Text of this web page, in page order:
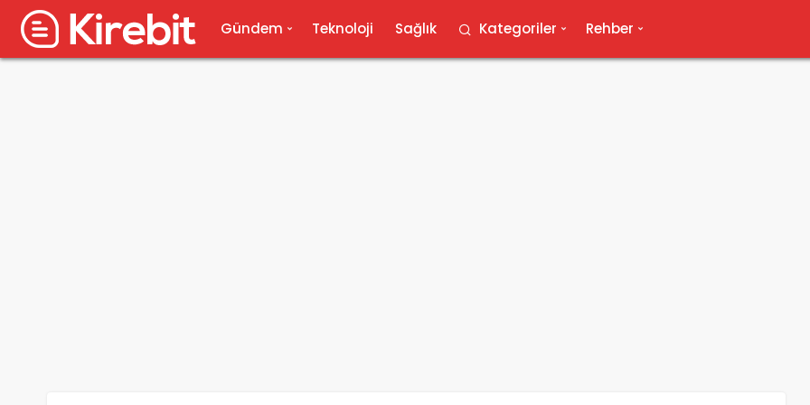
Gündem Teknoloji Sağlık Kategoriler Rehber